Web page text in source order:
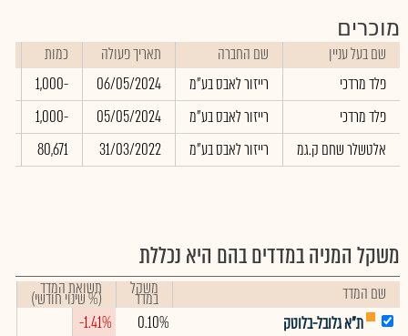
מוכרים
שם בעל עניין שם החברה תאריך פעולה כמות
פלד מרדכי
רייזור לאבס בע"מ 06/05/2024
-1,000
פלד מרדכי
רייזור לאבס בע"מ 05/05/2024
-1,000
אלטשלר שחם ק.גמ
רייזור לאבס בע"מ 31/03/2022
80,671
משקל המניה במדדים בהם היא נכללת
שם המדד משקל
במדד תשואת המדד
(% שינוי חודשי)
ת"א גלובל-בלוטק
0.10%
-1.41%